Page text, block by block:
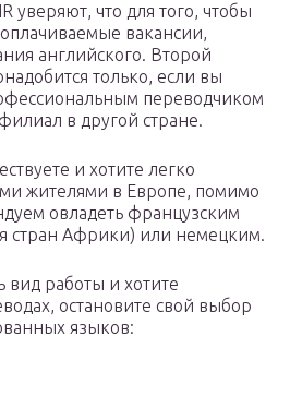
уверяют, что для того, чтобы
вакансии,
английского. Второй
только, если вы
переводчиком
в другой стране.
и хотите легко
жителями в Европе, помимо
овладеть французским
стран Африки) или немецким.
работы и хотите
остановите свой выбор
языков: